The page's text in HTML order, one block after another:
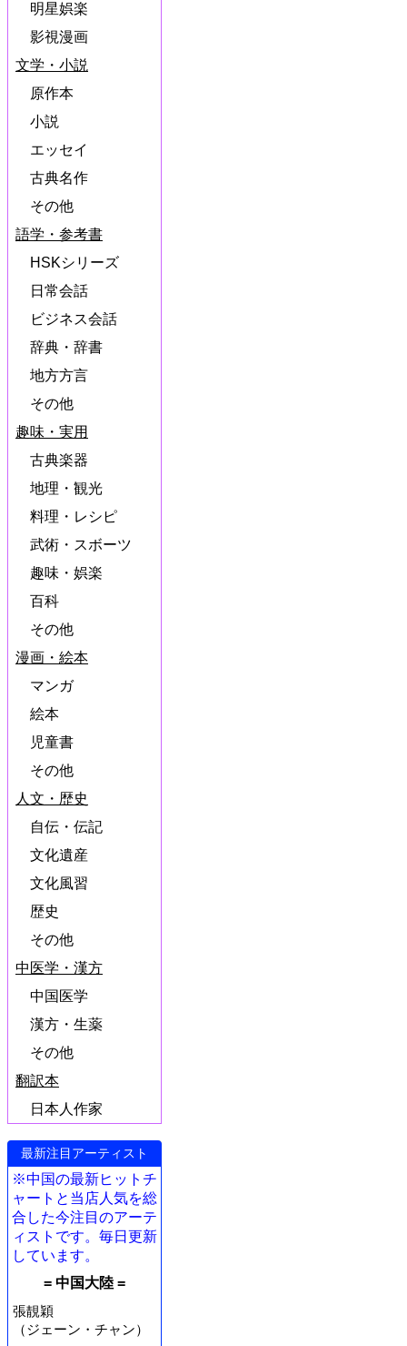
明星娯楽
影視漫画
文学・小説
原作本
小説
エッセイ
古典名作
その他
語学・参考書
HSKシリーズ
日常会話
ビジネス会話
辞典・辞書
地方方言
その他
趣味・実用
古典楽器
地理・観光
料理・レシピ
武術・スボーツ
趣味・娯楽
百科
その他
漫画・絵本
マンガ
絵本
児童書
その他
人文・歴史
自伝・伝記
文化遺産
文化風習
歴史
その他
中医学・漢方
中国医学
漢方・生薬
その他
翻訳本
日本人作家
最新注目アーティスト
※中国の最新ヒットチ
ャートと当店人気を総
合した今注目のアーテ
ィストです。毎日更新
しています。
= 中国大陸 =
張靚穎
（ジェーン・チャン）